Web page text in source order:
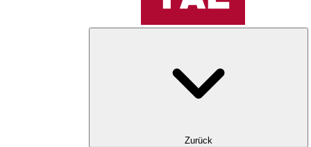
Zurück